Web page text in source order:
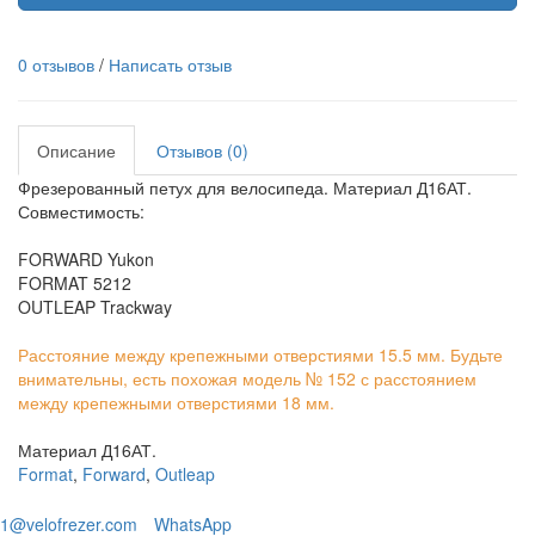
0 отзывов / Написать отзыв
Описание
Отзывов (0)
Фрезерованный петух для велосипеда. Материал Д16АТ.
Совместимость:
FORWARD Yukon
FORMAT 5212
OUTLEAP Trackway
Расстояние между крепежными отверстиями 15.5 мм. Будьте
внимательны, есть похожая модель № 152 с расстоянием
между крепежными отверстиями 18 мм.
Материал Д16АТ.
Format, Forward, Outleap
1@velofrezer.com WhatsApp